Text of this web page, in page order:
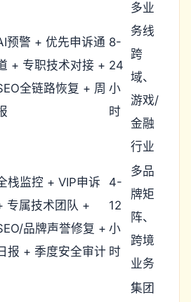
预警 + 优先申诉通
+ 专职技术对接 +
全链路恢复 + 周
8-
24
小
时
多业
务线
跨
域、
游戏/
金融
行业
栈监控 + VIP申诉
专属技术团队 +
品牌声誉修复 +
报 + 季度安全审计
4-
12
小
时
多品
牌矩
阵、
跨境
业务
集团